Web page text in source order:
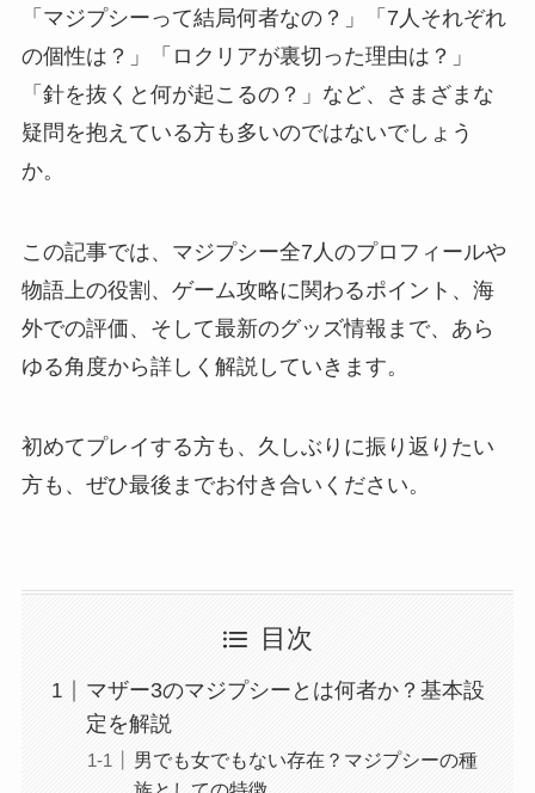
「マジプシーって結局何者なの？」「7人それぞれ
の個性は？」「ロクリアが裏切った理由は？」
「針を抜くと何が起こるの？」など、さまざまな
疑問を抱えている方も多いのではないでしょう
か。
この記事では、マジプシー全7人のプロフィールや
物語上の役割、ゲーム攻略に関わるポイント、海
外での評価、そして最新のグッズ情報まで、あら
ゆる角度から詳しく解説していきます。
初めてプレイする方も、久しぶりに振り返りたい
方も、ぜひ最後までお付き合いください。
目次
マザー3のマジプシーとは何者か？基本設
定を解説
男でも女でもない存在？マジプシーの種